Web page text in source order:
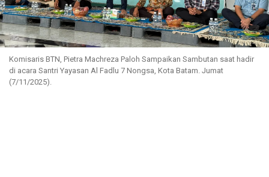
Komisaris BTN, Pietra Machreza Paloh Sampaikan Sambutan saat hadir
di acara Santri Yayasan Al Fadlu 7 Nongsa, Kota Batam. Jumat
(7/11/2025).